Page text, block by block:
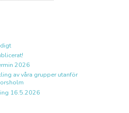
2026
av våra grupper utanför
16.5.2026